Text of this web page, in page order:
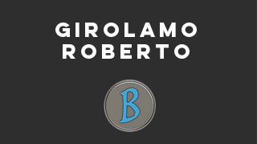
GIROLAMO
ROBERTO